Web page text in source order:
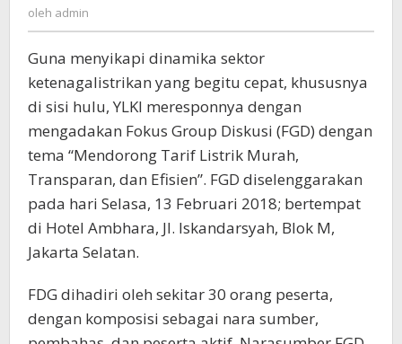
oleh admin
Guna menyikapi dinamika sektor
ketenagalistrikan yang begitu cepat, khususnya
di sisi hulu, YLKI meresponnya dengan
mengadakan Fokus Group Diskusi (FGD) dengan
tema “Mendorong Tarif Listrik Murah,
Transparan, dan Efisien”. FGD diselenggarakan
pada hari Selasa, 13 Februari 2018; bertempat
di Hotel Ambhara, Jl. Iskandarsyah, Blok M,
Jakarta Selatan.
FDG dihadiri oleh sekitar 30 orang peserta,
dengan komposisi sebagai nara sumber,